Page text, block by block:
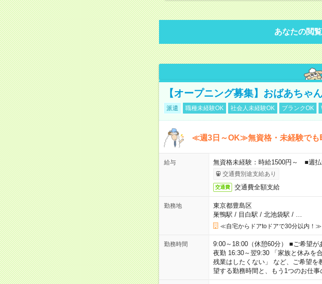
あなたの閲
【オープニング募集】おばあちゃ
派遣 職種未経験OK 社会人未経験OK ブランクOK
≪週3日～OK≫無資格・未経験でも
給与 無資格未経験：時給1500円～ ■週
交通費別途支給あり
交通費 交通費全額支給
勤務地
東京都豊島区
巣鴨駅 / 目白駅 / 北池袋駅 /
≪自宅からドアtoドアで30分以内！≫
勤務時間
9:00～18:00（休憩60分） ■ご希望
夜勤 16:30～翌9:30 「家族と休みを
残業はしたくない」 など、ご希望
望する勤務時間と、もう1つのお仕